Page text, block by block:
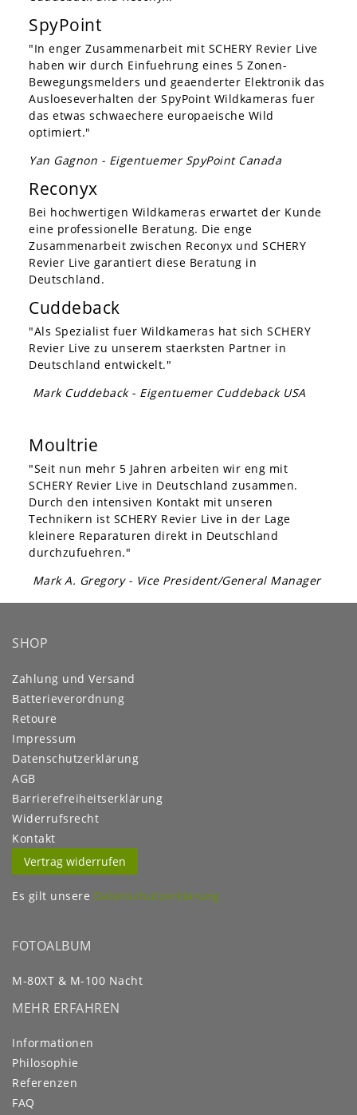
SpyPoint
"In enger Zusammenarbeit mit SCHERY Revier Live
haben wir durch Einfuehrung eines 5 Zonen-
Bewegungsmelders und geaenderter Elektronik das
Ausloeseverhalten der SpyPoint Wildkameras fuer
das etwas schwaechere europaeische Wild
optimiert."
Yan Gagnon - Eigentuemer SpyPoint Canada
Reconyx
Bei hochwertigen Wildkameras erwartet der Kunde
eine professionelle Beratung. Die enge
Zusammenarbeit zwischen Reconyx und SCHERY
Revier Live garantiert diese Beratung in
Deutschland.
Cuddeback
"Als Spezialist fuer Wildkameras hat sich SCHERY
Revier Live zu unserem staerksten Partner in
Deutschland entwickelt."
Mark Cuddeback - Eigentuemer Cuddeback USA
Moultrie
"Seit nun mehr 5 Jahren arbeiten wir eng mit
SCHERY Revier Live in Deutschland zusammen.
Durch den intensiven Kontakt mit unseren
Technikern ist SCHERY Revier Live in der Lage
kleinere Reparaturen direkt in Deutschland
durchzufuehren."
Mark A. Gregory - Vice President/General Manager
SHOP
Zahlung und Versand
Batterieverordnung
Retoure
Impressum
Daten­schutz­erklärung
AGB
Barrierefreiheitserklärung
Widerrufs­recht
Kontakt
Vertrag widerrufen
Es gilt unsere Datenschutzerklärung
FOTOALBUM
M-80XT & M-100 Nacht
MEHR ERFAHREN
Informationen
Philosophie
Referenzen
FAQ